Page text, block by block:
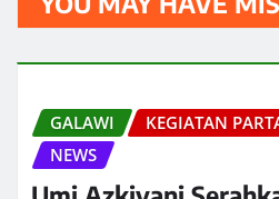
GALAWI KEGIATAN
NEWS